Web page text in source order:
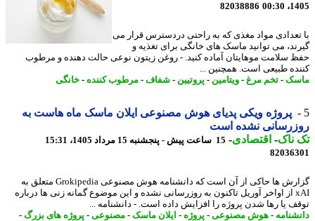
82038886
مواد مغذی که به راحتی دردسترس قرار می
می توانید ماسک های خانگی برای تغذیه و
سلامت موهایتان آماده کنید. - روغن زیتون نوعی حالت دهنده و مرطوب
طبیعی است. همچنین ...
-تخم مرغ -ویتامین-پروتیین-شفاف-مرطوب کننده-خانگی
پروژه ویکی پدیای هوش مصنوعی ایلان ماسک ماه هاست به
نشده است
-اقتصادی-15 ساعت پیش - پنجشنبه 15 مرداد 1405، 15:31
گزارش ها حاکی از آن است که دانشنامه هوش مصنوعی Grokipedia متعلق به
xAI از اواخر آوریل تاکنون به روزرسانی نشده و این موضوع گمانه زنی ها درباره
یا رها شدن پروژه را افزایش داده است. - دانشنامه ...
-هوش مصنوعی-پروژه-ایلان ماسک-مصنوعی-پروژه های بزرگ-